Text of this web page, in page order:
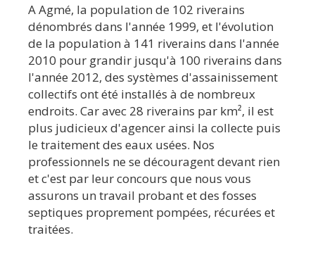
A Agmé, la population de 102 riverains
dénombrés dans l'année 1999, et l'évolution
de la population à 141 riverains dans l'année
2010 pour grandir jusqu'à 100 riverains dans
l'année 2012, des systèmes d'assainissement
collectifs ont été installés à de nombreux
endroits. Car avec 28 riverains par km², il est
plus judicieux d'agencer ainsi la collecte puis
le traitement des eaux usées. Nos
professionnels ne se découragent devant rien
et c'est par leur concours que nous vous
assurons un travail probant et des fosses
septiques proprement pompées, récurées et
traitées.